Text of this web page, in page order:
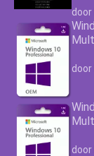
door